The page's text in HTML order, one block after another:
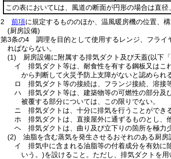
この表においてLは、風道の断面が円形の場合は直径
2
前項に規定するもののほか、温風暖房機の位置、
(厨房設備)
第3条の4
調理を目的として使用するレンジ、フライ
ればならない。
(1)
厨房設備に附属する排気ダクト及び天蓋(以下
イ
排気ダクト等は、耐食性を有する鋼板又はこ
から判断して火災予防上支障がないと認められ
ロ
排気ダクト等の接続は、フランジ接続、溶接
ハ
排気ダクト等は、建築物等の可燃性の部分及
被覆する部分については、この限りでない。
ニ
排気ダクトは、十分に排気を行うことができ
ホ
排気ダクトは、直接屋外に通ずるものとし、
ヘ
排気ダクトは、曲り及び立下りの箇所を極力
(2)
油脂を含む蒸気を発生させるおそれのある厨房
イ
排気中に含まれる油脂等の付着成分を有効
いう。)を設けること。 ただし、排気ダクトを